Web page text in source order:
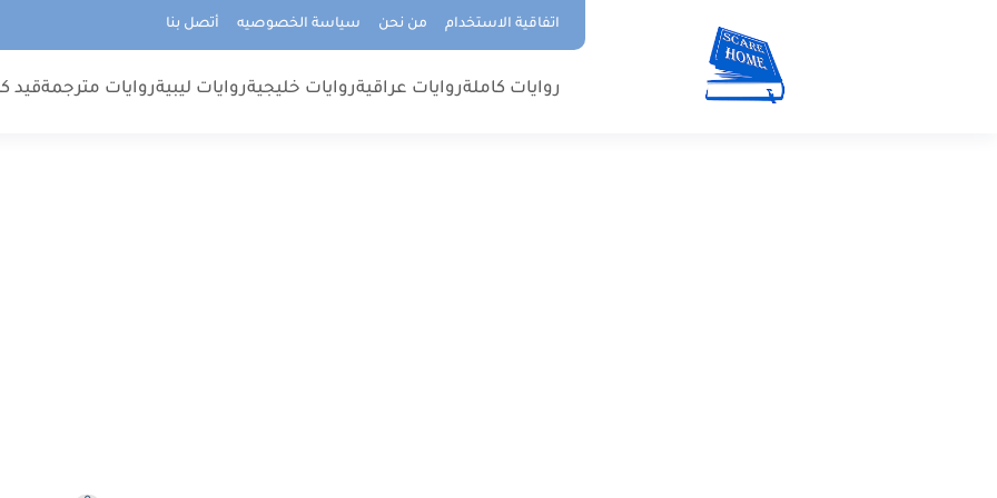
اتفاقية الاستخدام من نحن سياسة الخصوصيه أتصل بنا
روايات كاملةروايات عراقيةروايات خليجيةروايات ليبيةروايات مترجمةقيد